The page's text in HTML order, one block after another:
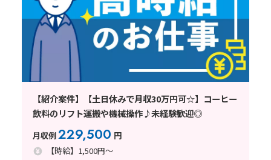
【紹介案件】【土日休みで月収30万円可☆】コーヒー
飲料のリフト運搬や機械操作♪未経験歓迎◎
月収例229,500 円
【時給】1,500円～